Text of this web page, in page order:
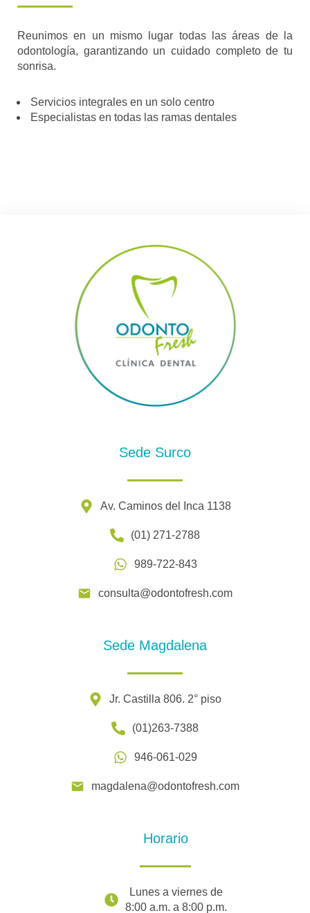
Reunimos en un mismo lugar todas las áreas de la
odontología, garantizando un cuidado completo de tu
sonrisa.
Servicios integrales en un solo centro
Especialistas en todas las ramas dentales
Sede Surco
Av. Caminos del Inca 1138
(01) 271-2788
989-722-843
consulta@odontofresh.com
Sede Magdalena
Jr. Castilla 806. 2° piso
(01)263-7388
946-061-029
magdalena@odontofresh.com
Horario
Lunes a viernes de
8:00 a.m. a 8:00 p.m.